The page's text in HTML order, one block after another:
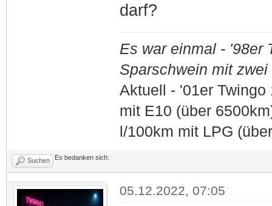
darf?
Es war einmal - '98er
Sparschwein mit
Aktuell - '01er
mit E10 (über
l/100km mit LPG
Suchen Es bedanken sich:
05.12.2022, 07:05